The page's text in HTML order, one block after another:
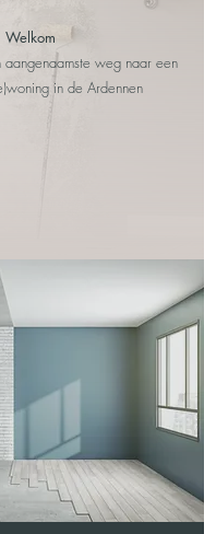
Welkom
aangenaamste weg naar een
in de Ardennen